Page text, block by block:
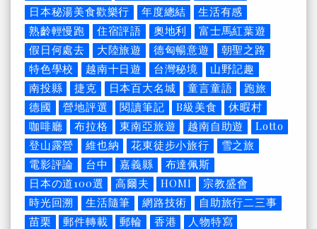
日本秘湯美食歡樂行
年度總結
生活有感
熟齡輕慢跑
住宿評語 奧地利
富士馬紅葉遊
假日何處去
大陸旅遊 德匈暢意遊
朝聖之路
特色學校
越南十日遊 台灣秘境
山野記趣
南投縣
捷克 日本百大名城 童言童語
跑旅
德國
營地評選 閱讀筆記 B級美食
休暇村
咖啡廳
布拉格 東南亞旅遊 越南自助遊
Lotto
登山露營
維也納 花東徒步小旅行
雪之旅
電影評論
台中 嘉義縣
布達佩斯
日本の道100選
高爾夫 HOMI
宗教盛會
時光回溯
生活隨筆 網路技術
自助旅行二三事
苗栗
郵件轉載 郵輪 香港
人物特寫